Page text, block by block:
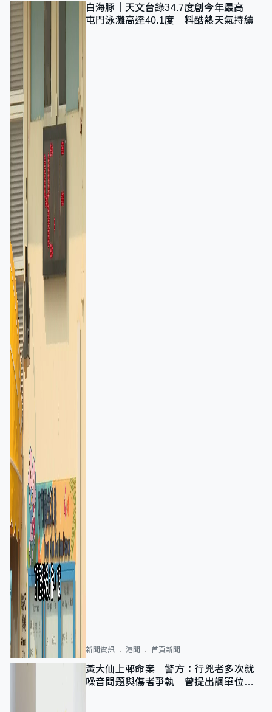
白海豚｜天文台錄34.7度創今年最高
屯門泳灘高達40.1度 料酷熱天氣持續
新聞資訊 港聞 首頁新聞
黃大仙上邨命案｜警方：行兇者多次就
噪音問題與傷者爭執 曾提出調單位已